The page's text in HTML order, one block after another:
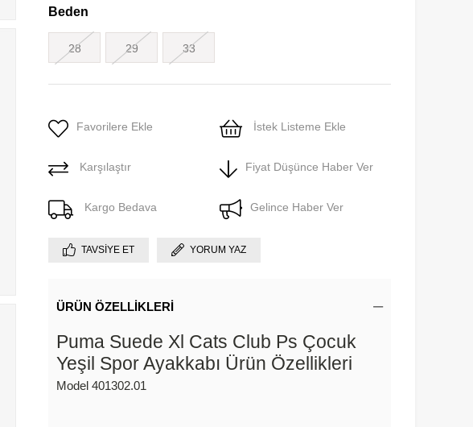
Beden
28 29 33
Favorilere Ekle İstek Listeme Ekle
Karşılaştır Fiyat Düşünce Haber Ver
Kargo Bedava Gelince Haber Ver
TAVSIYE ET YORUM YAZ
ÜRÜN ÖZELLIKLERI
Puma Suede Xl Cats Club Ps Çocuk
Yeşil Spor Ayakkabı Ürün Özellikleri
Model 401302.01